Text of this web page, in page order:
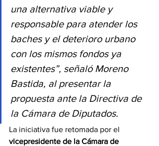
una alternativa viable y
responsable para atender los
baches y el deterioro urbano
con los mismos fondos ya
existentes”, señaló Moreno
Bastida, al presentar la
propuesta ante la Directiva de
la Cámara de Diputados.
La iniciativa fue retomada por el
vicepresidente de la Cámara de